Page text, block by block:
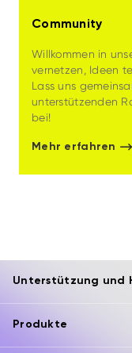
Community
Willkommen in
vernetzen, Ideen
Lass uns
unterstützenden
bei!
Mehr erfahren
Unterstützung und
Produkte